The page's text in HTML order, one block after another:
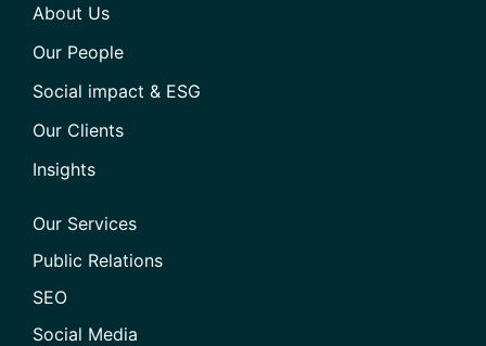
About Us
Our People
Social impact & ESG
Our Clients
Insights
Our Services
Public Relations
SEO
Social Media